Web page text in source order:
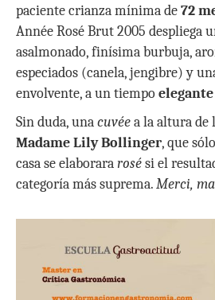
paciente crianza mínima de72
Année Rosé Brut 2005 despliega
asalmonado, finísima burbuja,
especiados (canela, jengibre) y
envolvente, a un tiempo
Sin duda, unacuvéea la altura de
Madame Lily Bollinger, que
casa se elaborararosési el
categoría más suprema.Merci,